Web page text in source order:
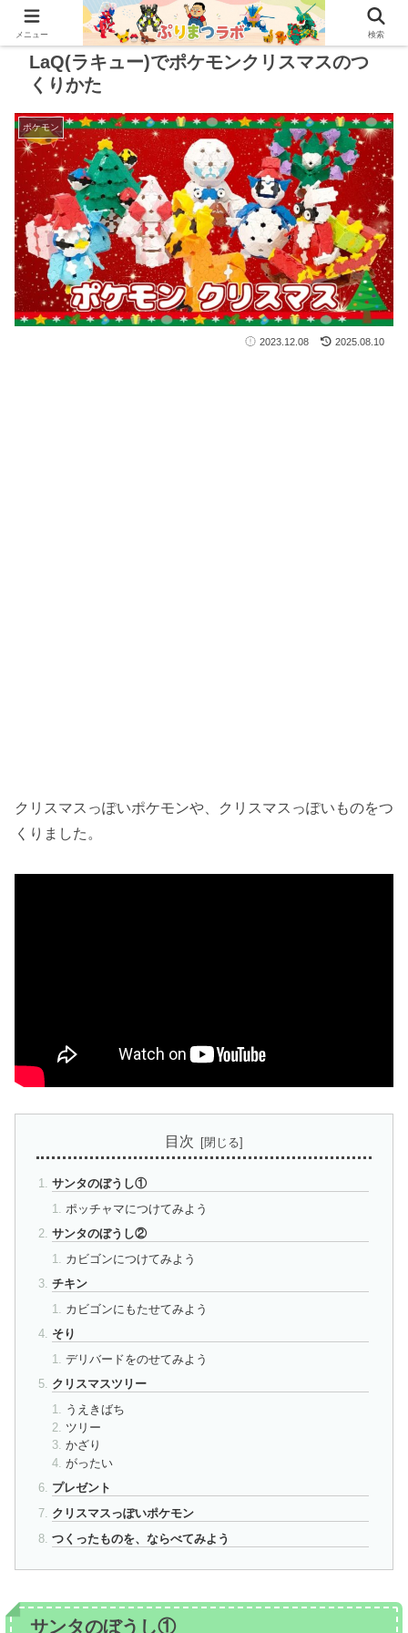
LaQ(ラキュー)でポケモンクリスマスのつ
くりかた
ポケモン
2023.12.08 2025.08.10
クリスマスっぽいポケモンや、クリスマスっぽいものをつ
くりました。
目次
サンタのぼうし①
ポッチャマにつけてみよう
サンタのぼうし②
カビゴンにつけてみよう
チキン
カビゴンにもたせてみよう
そり
デリバードをのせてみよう
クリスマスツリー
うえきばち
ツリー
かざり
がったい
プレゼント
クリスマスっぽいポケモン
つくったものを、ならべてみよう
サンタのぼうし①
メニュー 検索